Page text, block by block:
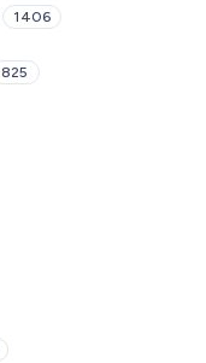
1406
825